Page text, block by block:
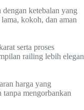
ketebalan yang
kokoh, dan aman
serta proses
railing lebih elegan
harga yang
tanpa mengorbankan